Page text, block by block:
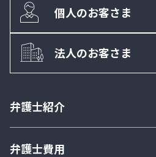
個人のお客さま
法人のお客さま
弁護士紹介
弁護士費用